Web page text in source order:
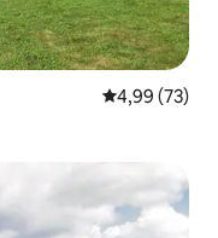
4,99 av 5 i
4,99 (73)